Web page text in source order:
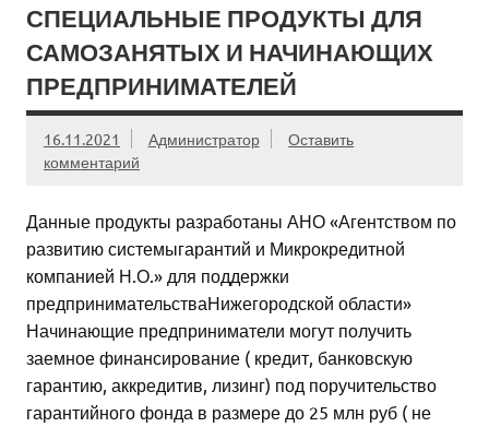
СПЕЦИАЛЬНЫЕ ПРОДУКТЫ ДЛЯ
САМОЗАНЯТЫХ И НАЧИНАЮЩИХ
ПРЕДПРИНИМАТЕЛЕЙ
16.11.2021 Администратор
Оставить
комментарий
Данные продукты разработаны АНО «Агентством по
развитию системыгарантий и Микрокредитной
компанией Н.О.» для поддержки
предпринимательстваНижегородской области»
Начинающие предприниматели могут получить
заемное финансирование ( кредит, банковскую
гарантию, аккредитив, лизинг) под поручительство
гарантийного фонда в размере до 25 млн руб ( не